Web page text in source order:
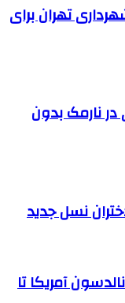
شهرداری تهران برای
نارمک بدون
نسل جدید
آمریکا تا